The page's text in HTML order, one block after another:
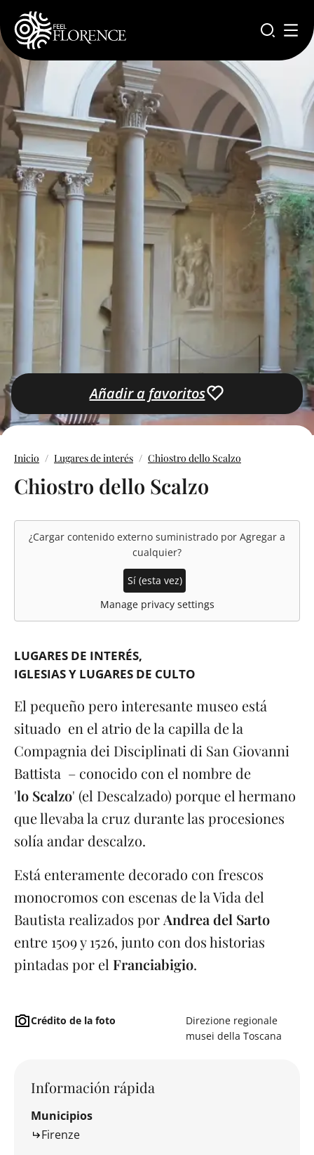
Pasar al contenido principal
Añadir a favoritos
Inicio Lugares de interés Chiostro dello Scalzo
Chiostro dello Scalzo
¿Cargar contenido externo suministrado por Agregar a
cualquier?
Sí (esta vez)
Manage privacy settings
LUGARES DE INTERÉS
IGLESIAS Y LUGARES DE CULTO
El pequeño pero interesante museo está
situado en el atrio de la capilla de la
Compagnia dei Disciplinati di San Giovanni
Battista – conocido con el nombre de
'lo Scalzo' (el Descalzado) porque el hermano
que llevaba la cruz durante las procesiones
solía andar descalzo.
Está enteramente decorado con frescos
monocromos con escenas de la Vida del
Bautista realizados por Andrea del Sarto
entre 1509 y 1526, junto con dos historias
pintadas por el Franciabigio.
Crédito de la foto
Direzione regionale
musei della Toscana
Información rápida
Municipios
Firenze